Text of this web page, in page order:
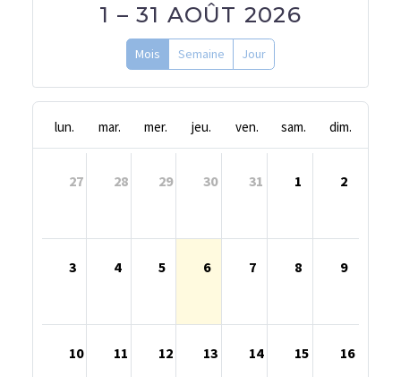
1 – 31 AOÛT 2026
Mois Semaine Jour
lun. mar. mer. jeu. ven. sam. dim.
27 28 29 30 31 1 2
3 4 5 6 7 8 9
10 11 12 13 14 15 16